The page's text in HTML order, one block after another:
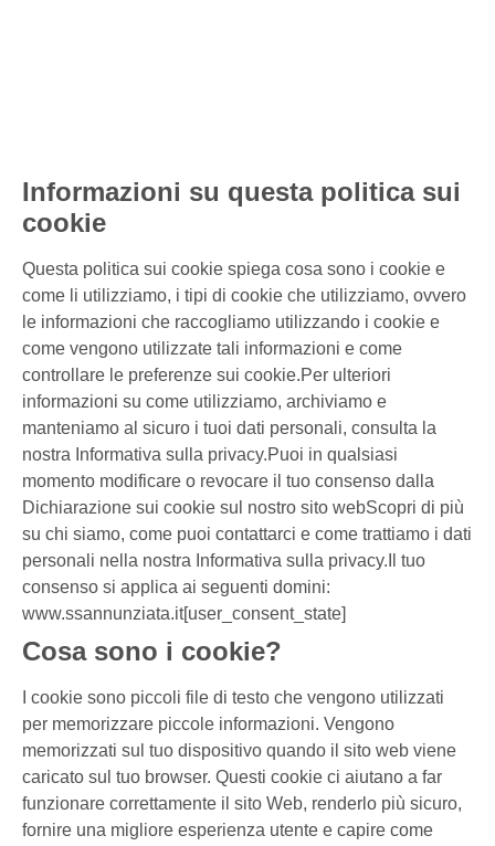
Informazioni su questa politica sui
cookie
Questa politica sui cookie spiega cosa sono i cookie e
come li utilizziamo, i tipi di cookie che utilizziamo, ovvero
le informazioni che raccogliamo utilizzando i cookie e
come vengono utilizzate tali informazioni e come
controllare le preferenze sui cookie.Per ulteriori
informazioni su come utilizziamo, archiviamo e
manteniamo al sicuro i tuoi dati personali, consulta la
nostra Informativa sulla privacy.Puoi in qualsiasi
momento modificare o revocare il tuo consenso dalla
Dichiarazione sui cookie sul nostro sito webScopri di più
su chi siamo, come puoi contattarci e come trattiamo i dati
personali nella nostra Informativa sulla privacy.Il tuo
consenso si applica ai seguenti domini:
www.ssannunziata.it[user_consent_state]
Cosa sono i cookie?
I cookie sono piccoli file di testo che vengono utilizzati
per memorizzare piccole informazioni. Vengono
memorizzati sul tuo dispositivo quando il sito web viene
caricato sul tuo browser. Questi cookie ci aiutano a far
funzionare correttamente il sito Web, renderlo più sicuro,
fornire una migliore esperienza utente e capire come